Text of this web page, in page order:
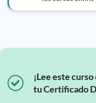
¡Lee este
tu Certificado